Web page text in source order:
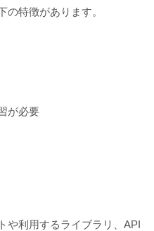
の特徴があります。
が必要
や利用するライブラリ、API